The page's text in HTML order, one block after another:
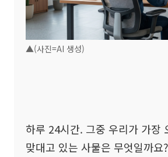
▲(사진=AI 생성)
하루 24시간. 그중 우리가 가장
맞대고 있는 사물은 무엇일까요